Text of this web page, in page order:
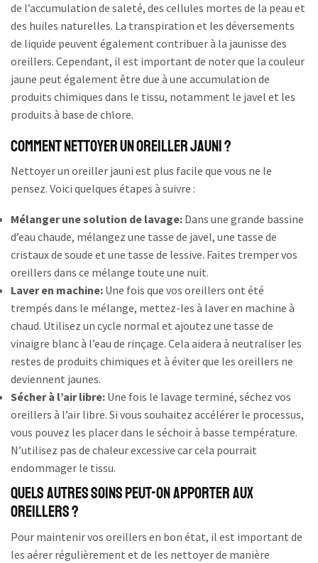
de l’accumulation de saleté, des cellules mortes de la peau et
des huiles naturelles. La transpiration et les déversements
de liquide peuvent également contribuer à la jaunisse des
oreillers. Cependant, il est important de noter que la couleur
jaune peut également être due à une accumulation de
produits chimiques dans le tissu, notamment le javel et les
produits à base de chlore.
Comment nettoyer un oreiller jauni ?
Nettoyer un oreiller jauni est plus facile que vous ne le
pensez. Voici quelques étapes à suivre :
Mélanger une solution de lavage: Dans une grande bassine
d’eau chaude, mélangez une tasse de javel, une tasse de
cristaux de soude et une tasse de lessive. Faites tremper vos
oreillers dans ce mélange toute une nuit.
Laver en machine: Une fois que vos oreillers ont été
trempés dans le mélange, mettez-les à laver en machine à
chaud. Utilisez un cycle normal et ajoutez une tasse de
vinaigre blanc à l’eau de rinçage. Cela aidera à neutraliser les
restes de produits chimiques et à éviter que les oreillers ne
deviennent jaunes.
Sécher à l’air libre: Une fois le lavage terminé, séchez vos
oreillers à l’air libre. Si vous souhaitez accélérer le processus,
vous pouvez les placer dans le séchoir à basse température.
N’utilisez pas de chaleur excessive car cela pourrait
endommager le tissu.
Quels autres soins peut-on apporter aux
oreillers ?
Pour maintenir vos oreillers en bon état, il est important de
les aérer régulièrement et de les nettoyer de manière